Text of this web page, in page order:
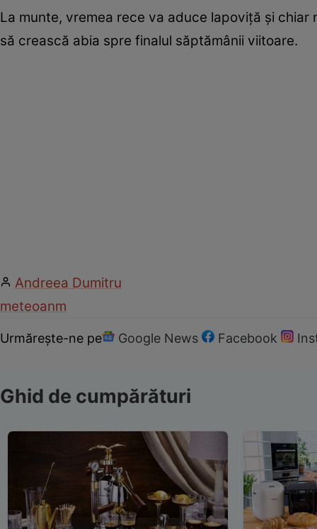
La munte, vremea rece va aduce lapoviță și
să crească abia spre finalul săptămânii viitoare.
Andreea Dumitru
meteoanm
Urmărește-ne pe Google News Facebook
Ghid de cumpărături